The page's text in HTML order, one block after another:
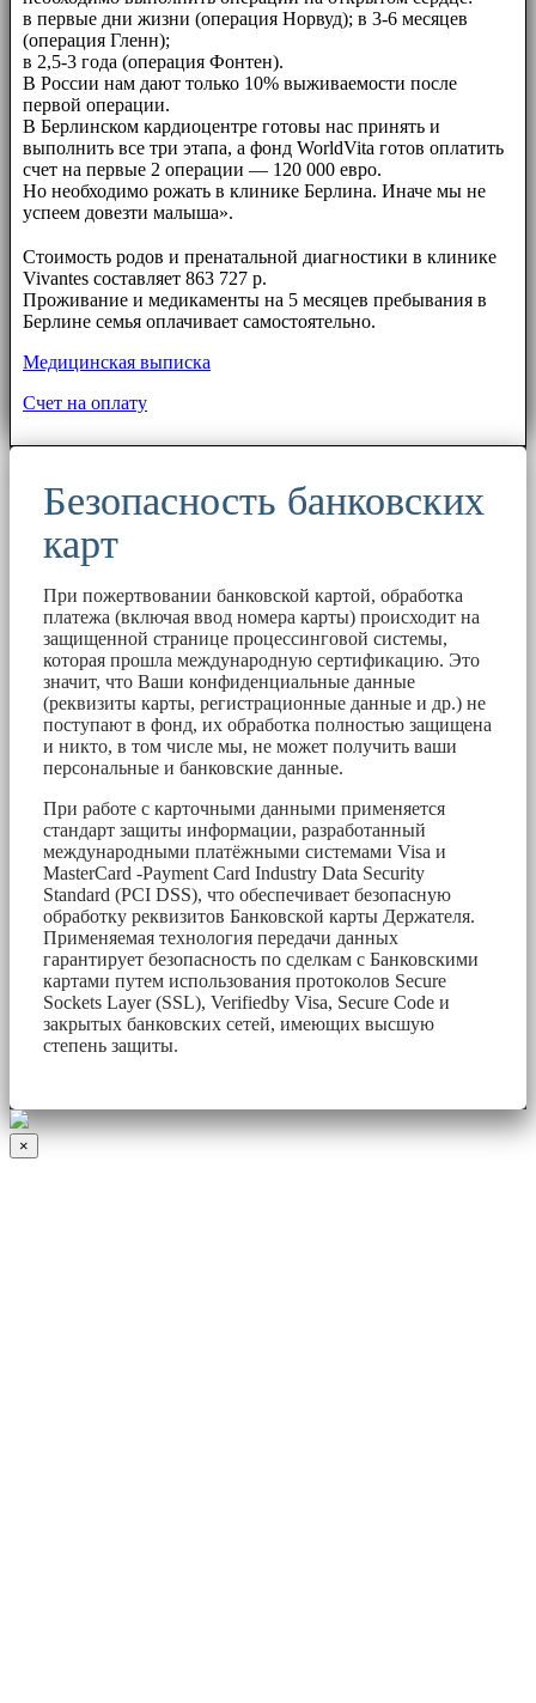
в первые дни жизни (операция Норвуд); в 3-6 месяцев
(операция Гленн);
в 2,5-3 года (операция Фонтен).
В России нам дают только 10% выживаемости после
первой операции.
В Берлинском кардиоцентре готовы нас принять и
выполнить все три этапа, а фонд WorldVita готов оплатить
счет на первые 2 операции — 120 000 евро.
Но необходимо рожать в клинике Берлина. Иначе мы не
успеем довезти малыша».
Стоимость родов и пренатальной диагностики в клинике
Vivantes составляет 863 727 р.
Проживание и медикаменты на 5 месяцев пребывания в
Берлине семья оплачивает самостоятельно.
Медицинская выписка
Счет на оплату
Безопасность банковских
карт
При пожертвовании банковской картой, обработка
платежа (включая ввод номера карты) происходит на
защищенной странице процессинговой системы,
которая прошла международную сертификацию. Это
значит, что Ваши конфиденциальные данные
(реквизиты карты, регистрационные данные и др.) не
поступают в фонд, их обработка полностью защищена
и никто, в том числе мы, не может получить ваши
персональные и банковские данные.
При работе с карточными данными применяется
стандарт защиты информации, разработанный
международными платёжными системами Visa и
MasterCard -Payment Card Industry Data Security
Standard (PCI DSS), что обеспечивает безопасную
обработку реквизитов Банковской карты Держателя.
Применяемая технология передачи данных
гарантирует безопасность по сделкам с Банковскими
картами путем использования протоколов Secure
Sockets Layer (SSL), Verifiedby Visa, Secure Code и
закрытых банковских сетей, имеющих высшую
степень защиты.
×